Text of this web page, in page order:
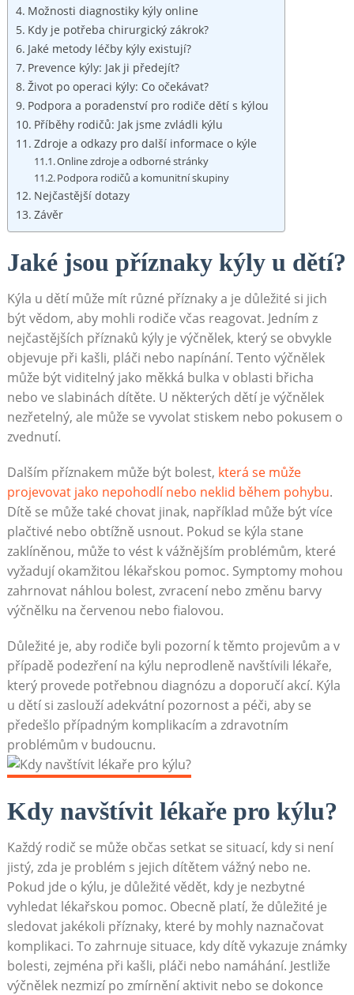
Možnosti diagnostiky kýly online
Kdy je potřeba chirurgický zákrok?
Jaké metody léčby kýly existují?
Prevence kýly: Jak ji předejít?
Život po operaci kýly: Co očekávat?
Podpora a poradenství pro rodiče dětí s kýlou
Příběhy rodičů: Jak jsme zvládli kýlu
Zdroje a odkazy pro další informace o kýle
Online zdroje a odborné stránky
Podpora rodičů a komunitní skupiny
Nejčastější dotazy
Závěr
Jaké jsou příznaky kýly u dětí?
Kýla u dětí může mít různé příznaky a je důležité si jich
být vědom, aby mohli rodiče včas reagovat. Jedním z
nejčastějších příznaků kýly je výčnělek, který se obvykle
objevuje při kašli, pláči nebo napínání. Tento výčnělek
může být viditelný jako měkká bulka v oblasti břicha
nebo ve slabinách dítěte. U některých dětí je výčnělek
nezřetelný, ale může se vyvolat stiskem nebo pokusem o
zvednutí.
Dalším příznakem může být bolest, která se může
projevovat jako nepohodlí nebo neklid během pohybu.
Dítě se může také chovat jinak, například může být více
plačtivé nebo obtížně usnout. Pokud se kýla stane
zaklíněnou, může to vést k vážnějším problémům, které
vyžadují okamžitou lékařskou pomoc. Symptomy mohou
zahrnovat náhlou bolest, zvracení nebo změnu barvy
výčnělku na červenou nebo fialovou.
Důležité je, aby rodiče byli pozorní k těmto projevům a v
případě podezření na kýlu neprodleně navštívili lékaře,
který provede potřebnou diagnózu a doporučí akcí. Kýla
u dětí si zaslouží adekvátní pozornost a péči, aby se
předešlo případným komplikacím a zdravotním
problémům v budoucnu.
Kdy navštívit lékaře pro kýlu?
Každý rodič se může občas setkat se situací, kdy si není
jistý, zda je problém s jejich dítětem vážný nebo ne.
Pokud jde o kýlu, je důležité vědět, kdy je nezbytné
vyhledat lékařskou pomoc. Obecně platí, že důležité je
sledovat jakékoli příznaky, které by mohly naznačovat
komplikaci. To zahrnuje situace, kdy dítě vykazuje známky
bolesti, zejména při kašli, pláči nebo namáhání. Jestliže
výčnělek nezmizí po zmírnění aktivit nebo se dokonce